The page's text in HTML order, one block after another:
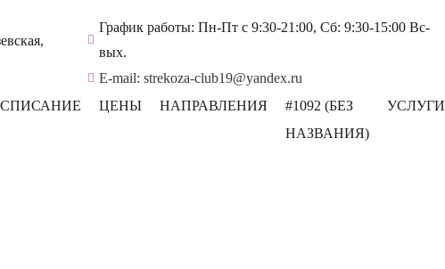
График работы: Пн-Пт с 9:30-21:00, Сб: 9:30-15:00 Вс-
вых.
E-mail: strekoza-club19@yandex.ru
ЦЕНЫ НАПРАВЛЕНИЯ
#1092 (БЕЗ
НАЗВАНИЯ)
УСЛУГИ